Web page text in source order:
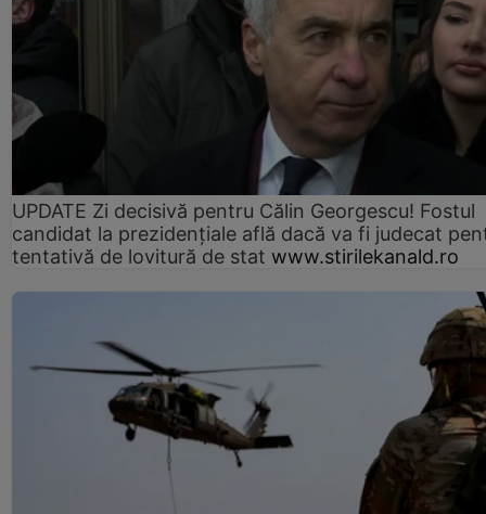
UPDATE Zi decisivă pentru Călin Georgescu! Fostul
candidat la prezidențiale află dacă va fi judecat
tentativă de lovitură de stat www.stirilekanald.ro